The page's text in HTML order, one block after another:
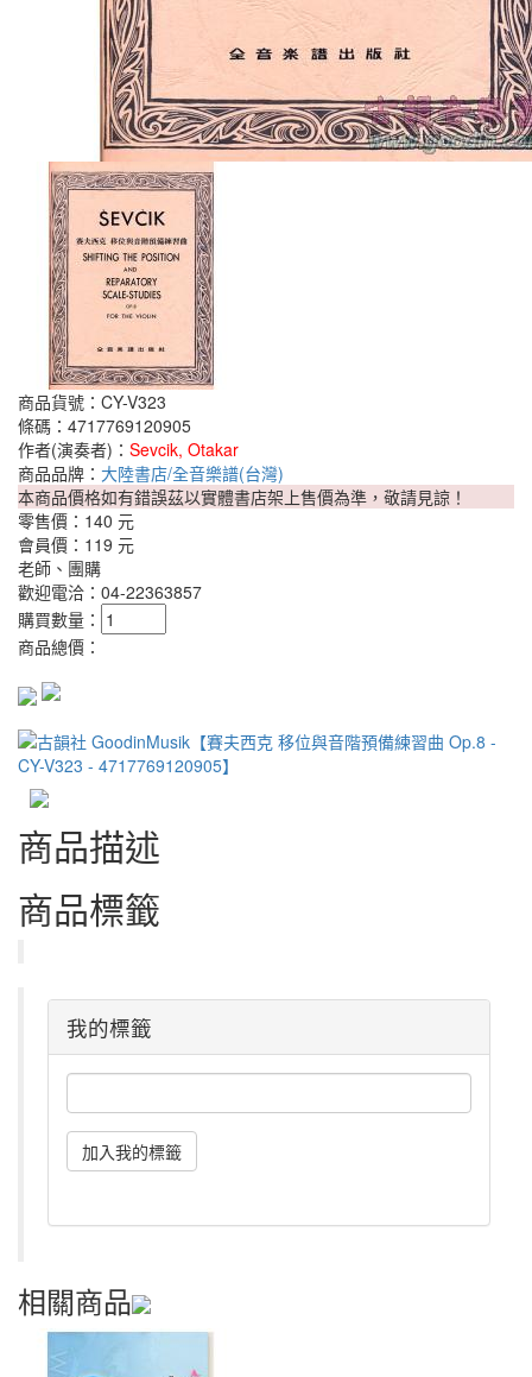
商品貨號：CY-V323
條碼：4717769120905
作者(演奏者)： Sevcik, Otakar
商品品牌： 大陸書店/全音樂譜(台灣)
本商品價格如有錯誤茲以實體書店架上售價為準，敬請見諒！
零售價： 140 元
會員價： 119 元
老師、團購
歡迎電洽：04-22363857
購買數量：
商品總價：
商品描述
商品標籤
我的標籤
相關商品